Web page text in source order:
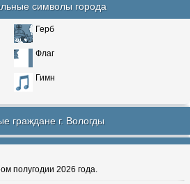
символы города
Герб
Флаг
Гимн
граждане г. Вологды
полугодии 2026 года.